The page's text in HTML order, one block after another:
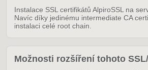
Instalace SSL certifikátů AlpiroSSL na
Navíc díky jedinému intermediate CA
instalaci celé root chain.
Možnosti rozšíření tohoto